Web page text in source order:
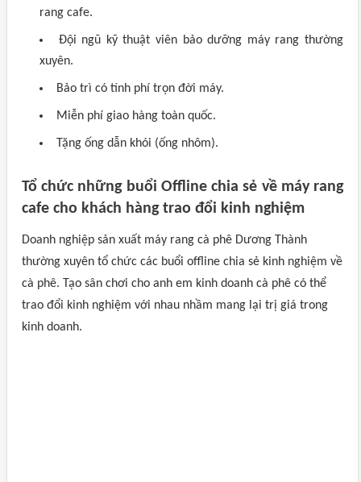
rang cafe.
Đội ngũ kỹ thuật viên bảo dưỡng máy rang thường
xuyên.
Bảo trì có tính phí trọn đời máy.
Miễn phí giao hàng toàn quốc.
Tặng ống dẫn khói (ống nhôm).
Tổ chức những buổi Offline chia sẻ về máy rang
cafe cho khách hàng trao đổi kinh nghiệm
Doanh nghiệp sản xuất máy rang cà phê Dương Thành
thường xuyên tổ chức các buổi offline chia sẻ kinh nghiệm về
cà phê. Tạo sân chơi cho anh em kinh doanh cà phê có thể
trao đổi kinh nghiệm với nhau nhầm mang lại trị giá trong
kinh doanh.